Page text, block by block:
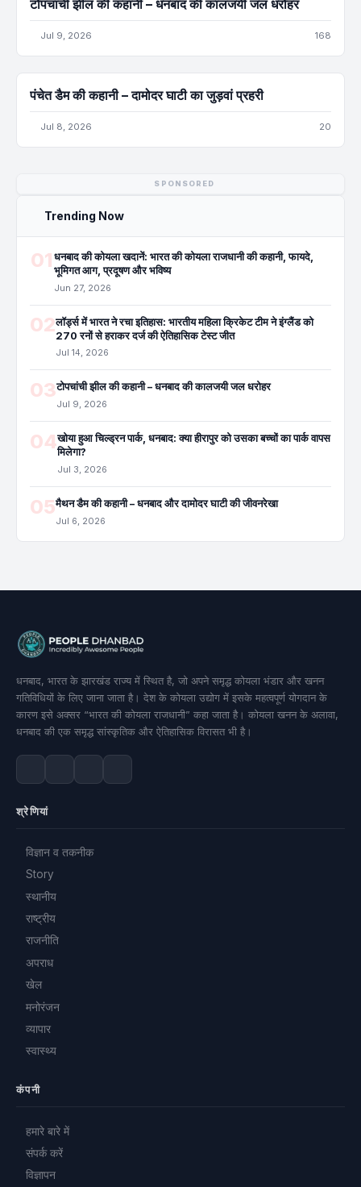
धनबाद रेलवे स्टेशन की कहानी – भारत की कोयला राजधानी का
प्रवेश द्वार
STORY
टोपचांची झील की कहानी – धनबाद की कालजयी जल धरोहर
Jul 9, 2026
Jul 8, 2026